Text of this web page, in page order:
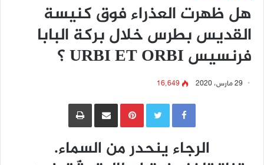
هل ظهرت العذراء فوق كنيسة
القديس بطرس خلال بركة البابا
فرنسيس URBI ET ORBI ؟
29 مارس، 2020 16٬649
Pinterestمشاركة عبر البريد طباعة
الرجاء ينحدر من السماء.